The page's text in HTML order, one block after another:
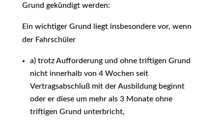
Grund gekündigt werden:
Ein wichtiger Grund liegt insbesondere vor, wenn
der Fahrschüler
a) trotz Aufforderung und ohne triftigen Grund
nicht innerhalb von 4 Wochen seit
Vertragsabschluß mit der Ausbildung beginnt
oder er diese um mehr als 3 Monate ohne
triftigen Grund unterbricht,